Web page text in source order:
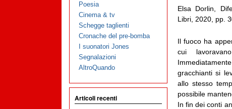
Elsa Dorlin,
Libri, 2020, pp.
Il fuoco ha
cui
gracchianti si
allo stesso
possibile
In fin dei conti
Poesia
Cinema & tv
Schegge taglienti
Cronache del pre-bomba
I suonatori Jones
Segnalazioni
AltroQuando
Articoli recenti